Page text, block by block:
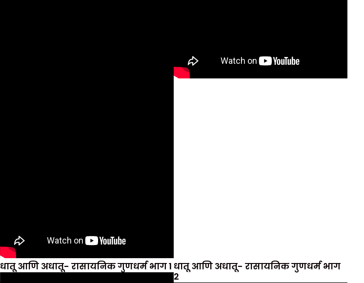
धातू आणि अधातू- रासायनिक गुणधर्म भाग 1 धातू आणि अधातू- रासायनिक गुणधर्म भाग
2